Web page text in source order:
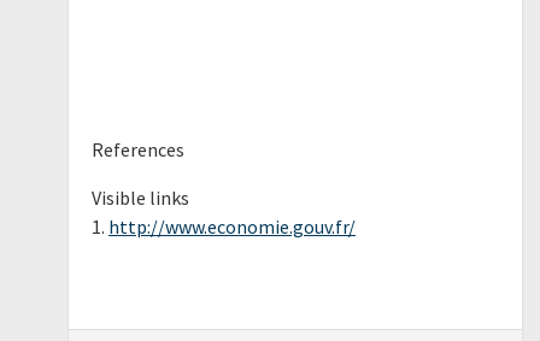
References
Visible links
1. http://www.economie.gouv.fr/